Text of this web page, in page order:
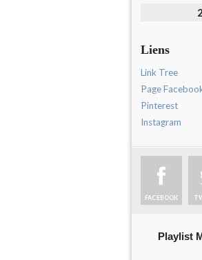
Liens
Link Tree
Page
Pinterest
Instagram
FACEBOOK
Playlist